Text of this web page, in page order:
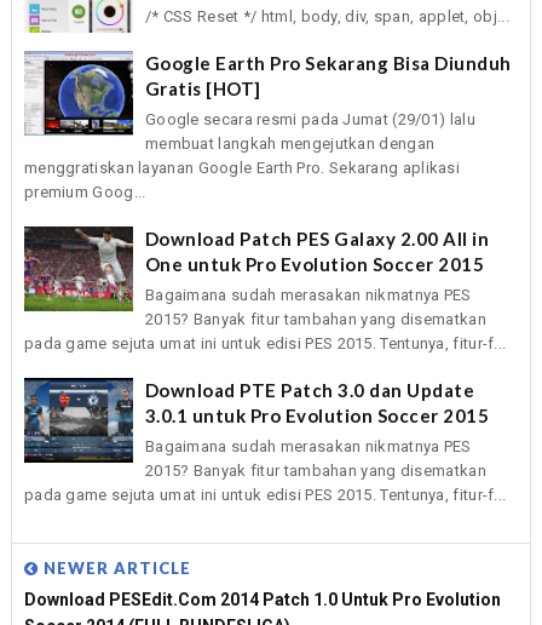
/* CSS Reset */ html, body, div, span, applet, obj...
Google Earth Pro Sekarang Bisa Diunduh
Gratis [HOT]
Google secara resmi pada Jumat (29/01) lalu
membuat langkah mengejutkan dengan
menggratiskan layanan Google Earth Pro. Sekarang aplikasi
premium Goog...
Download Patch PES Galaxy 2.00 All in
One untuk Pro Evolution Soccer 2015
Bagaimana sudah merasakan nikmatnya PES
2015? Banyak fitur tambahan yang disematkan
pada game sejuta umat ini untuk edisi PES 2015. Tentunya, fitur-f...
Download PTE Patch 3.0 dan Update
3.0.1 untuk Pro Evolution Soccer 2015
Bagaimana sudah merasakan nikmatnya PES
2015? Banyak fitur tambahan yang disematkan
pada game sejuta umat ini untuk edisi PES 2015. Tentunya, fitur-f...
NEWER ARTICLE
Download PESEdit.com 2014 Patch 1.0 Untuk Pro Evolution